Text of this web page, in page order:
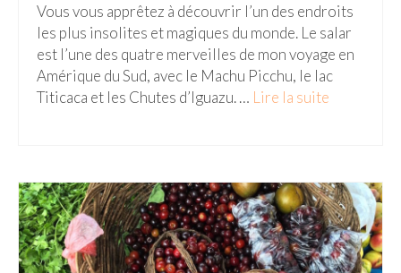
Vous vous apprêtez à découvrir l’un des endroits
les plus insolites et magiques du monde. Le salar
est l’une des quatre merveilles de mon voyage en
Amérique du Sud, avec le Machu Picchu, le lac
Titicaca et les Chutes d’Iguazu. … Lire la suite­­